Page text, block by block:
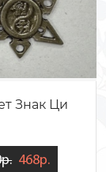
Знак Ци
468р.